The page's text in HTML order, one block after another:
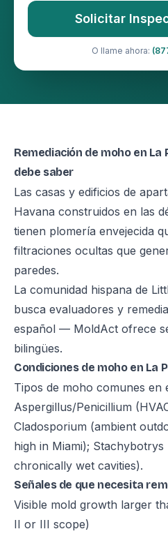
Solicitar
O llame ahora:
Remediación de moho en La
debe saber
Las casas y edificios de
Havana construidos en las
tienen plomería envejecida
filtraciones ocultas que
paredes.
La comunidad hispana de
busca evaluadores y
español — MoldAct ofrece
bilingües.
Condiciones de moho en La
Tipos de moho comunes en
Aspergillus/Penicillium
Cladosporium (ambient
high in Miami);
chronically wet cavities).
Señales de que necesita
Visible mold growth larger
II or III scope)